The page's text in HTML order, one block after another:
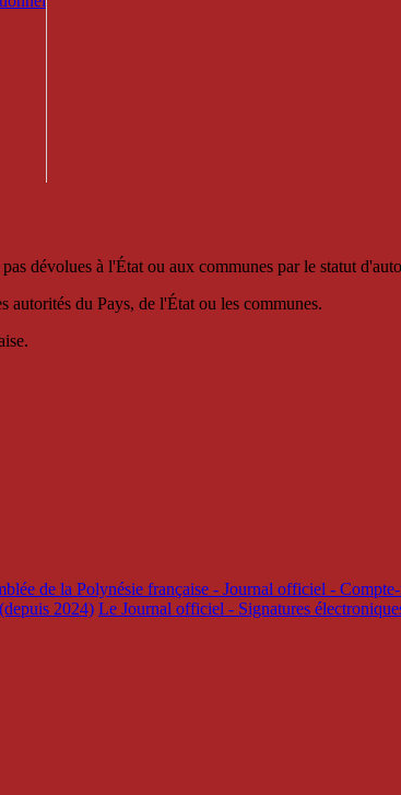
dévolues à l'État ou aux communes par le statut
autorités du Pays, de l'État ou les communes.
de la Polynésie française - Journal officiel -
2024) Le Journal officiel - Signatures